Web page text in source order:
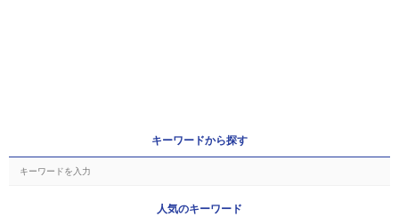
キーワードから探す
人気のキーワード